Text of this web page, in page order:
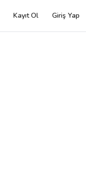
Kayıt Ol Giriş Yap